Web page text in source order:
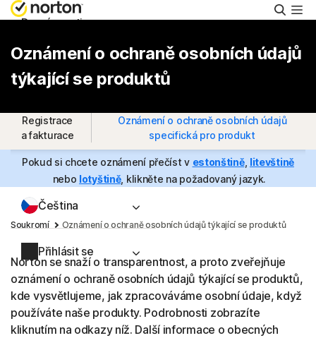
Domácnosti
Podpora
Vyzkoušejte zdarma
Čeština
Přihlásit se
Oznámení o ochraně osobních údajů
týkající se produktů
Registrace
a fakturace
Oznámení o ochraně osobních údajů
specifická pro produkt
Pokud si chcete oznámení přečíst v estonštině, litevštině
nebo lotyštině, klikněte na požadovaný jazyk.
Soukromí Oznámení o ochraně osobních údajů týkající se produktů
Norton se snaží o transparentnost, a proto zveřejňuje
oznámení o ochraně osobních údajů týkající se produktů,
kde vysvětlujeme, jak zpracováváme osobní údaje, když
používáte naše produkty. Podrobnosti zobrazíte
kliknutím na odkazy níž. Další informace o obecných